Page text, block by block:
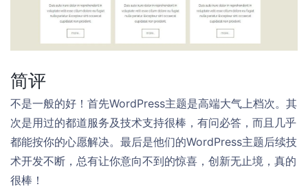
简评
不是一般的好！首先WordPress主题是高端大气上档次。其
次是用过的都道服务及技术支持很棒，有问必答，而且几乎
都能按你的心愿解决。最后是他们的WordPress主题后续技
术开发不断，总有让你意向不到的惊喜，创新无止境，真的
很棒！